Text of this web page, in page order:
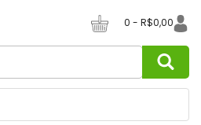
0 - R$0,00